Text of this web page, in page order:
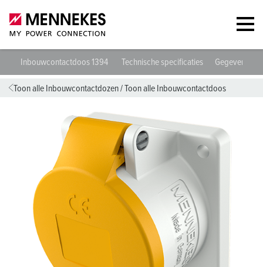
Inbouwcontactdoos 1394 Technische specificaties
Toon alle Inbouwcontactdozen/Toon alle Inbouwcontactdoos